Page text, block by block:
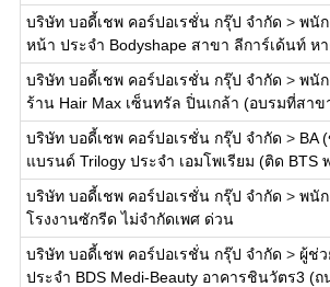
บริษัท บอดี้เชพ คอร์ปอเรชั่น กรุ๊ป จำกัด > พนั
หน้า ประจำ Bodyshape สาขา ลีการ์เด้นท์ ห
บริษัท บอดี้เชพ คอร์ปอเรชั่น กรุ๊ป จำกัด > พนั
ร้าน Hair Max เซ็นทรัล ปิ่นเกล้า (อบรมที่สาข
บริษัท บอดี้เชพ คอร์ปอเรชั่น กรุ๊ป จำกัด > BA
แบรนด์ Trilogy ประจำ เอมโพเรียม (ติด BTS
บริษัท บอดี้เชพ คอร์ปอเรชั่น กรุ๊ป จำกัด > พนั
โรงงานซักรีด ไม่จำกัดเพศ ด่วน
บริษัท บอดี้เชพ คอร์ปอเรชั่น กรุ๊ป จำกัด > ผู้ช่
ประจำ BDS Medi-Beauty อาคารชินวัตร3 (